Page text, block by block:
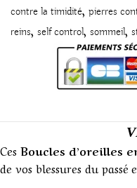
contre la timidité, pierres
reins, self control, sommeil,
Ces Boucles d’oreilles
de vos blessures du